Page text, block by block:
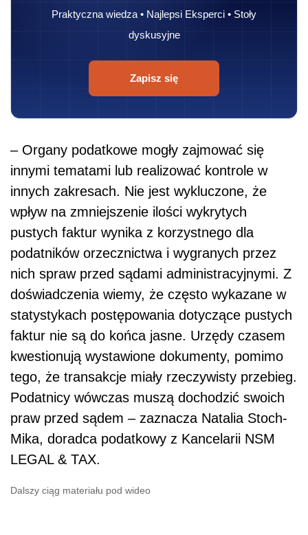
Praktyczna wiedza • Najlepsi Eksperci • Stoły
dyskusyjne
Zapisz się
– Organy podatkowe mogły zajmować się
innymi tematami lub realizować kontrole w
innych zakresach. Nie jest wykluczone, że
wpływ na zmniejszenie ilości wykrytych
pustych faktur wynika z korzystnego dla
podatników orzecznictwa i wygranych przez
nich spraw przed sądami administracyjnymi. Z
doświadczenia wiemy, że często wykazane w
statystykach postępowania dotyczące pustych
faktur nie są do końca jasne. Urzędy czasem
kwestionują wystawione dokumenty, pomimo
tego, że transakcje miały rzeczywisty przebieg.
Podatnicy wówczas muszą dochodzić swoich
praw przed sądem – zaznacza Natalia Stoch-
Mika, doradca podatkowy z Kancelarii NSM
LEGAL & TAX.
Dalszy ciąg materiału pod wideo